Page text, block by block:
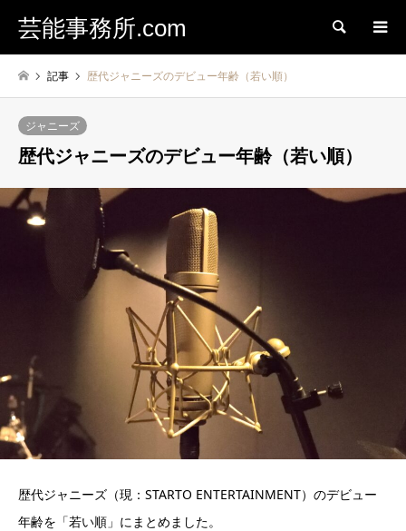
芸能事務所.com 検索
記事 歴代ジャニーズのデビュー年齢（若い順）
ジャニーズ
歴代ジャニーズのデビュー年齢（若い順）
歴代ジャニーズ（現：STARTO ENTERTAINMENT）のデビュー
年齢を「若い順」にまとめました。